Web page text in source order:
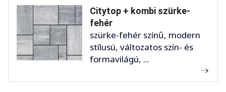
Citytop + kombi szürke-
fehér
szürke-fehér színű, modern
stílusú, változatos szín- és
formavilágú, ...